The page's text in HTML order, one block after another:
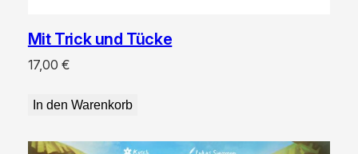
Mit Trick und Tücke
17,00 €
In den Warenkorb